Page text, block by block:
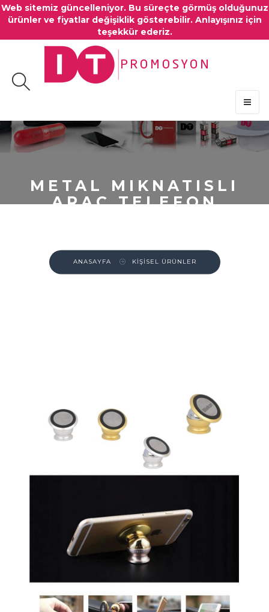
Web sitemiz güncelleniyor. Bu süreçte görmüş olduğunuz
ürünler ve fiyatlar değişiklik gösterebilir. Anlayışınız için
teşekkür ederiz.
METAL MIKNATISLI
ARAÇ TELEFON
ANASAYFA KİŞİSEL ÜRÜNLER